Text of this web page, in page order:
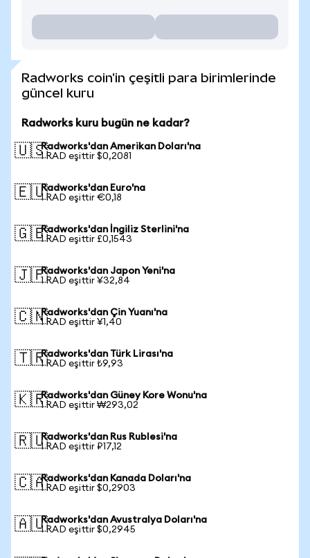
Radworks coin'in çeşitli para birimlerinde
güncel kuru
Radworks kuru bugün ne kadar?
🇺🇸Radworks'dan Amerikan Doları'na
1 RAD eşittir $0,2081
🇪🇺Radworks'dan Euro'na
1 RAD eşittir €0,18
🇬🇧Radworks'dan İngiliz Sterlini'na
1 RAD eşittir £0,1543
🇯🇵Radworks'dan Japon Yeni'na
1 RAD eşittir ¥32,84
🇨🇳Radworks'dan Çin Yuanı'na
1 RAD eşittir ¥1,40
🇹🇷Radworks'dan Türk Lirası'na
1 RAD eşittir ₺9,93
🇰🇷Radworks'dan Güney Kore Wonu'na
1 RAD eşittir ₩293,02
🇷🇺Radworks'dan Rus Rublesi'na
1 RAD eşittir ₽17,12
🇨🇦Radworks'dan Kanada Doları'na
1 RAD eşittir $0,2903
🇦🇺Radworks'dan Avustralya Doları'na
1 RAD eşittir $0,2945